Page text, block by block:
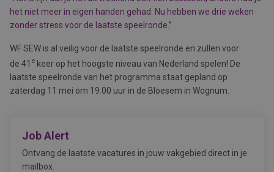
het niet meer in eigen handen gehad. Nu hebben we drie weken
zonder stress voor de laatste speelronde.”
WF SEW is al veilig voor de laatste speelronde en zullen voor
de 41 e keer op het hoogste niveau van Nederland spelen! De
laatste speelronde van het programma staat gepland op
zaterdag 11 mei om 19.00 uur in de Bloesem in Wognum.
Job Alert
Ontvang de laatste vacatures in jouw vakgebied direct in je
mailbox.